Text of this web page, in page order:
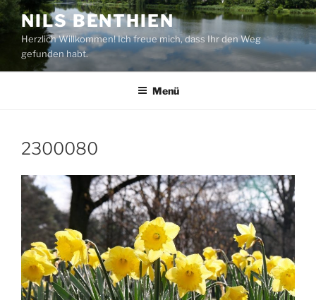
Zum
Inhalt
springen
NILS BENTHIEN
Herzlich Willkommen! Ich freue mich, dass Ihr den Weg
gefunden habt.
Menü
2300080